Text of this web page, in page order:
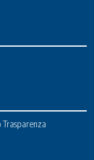
Trasparenza